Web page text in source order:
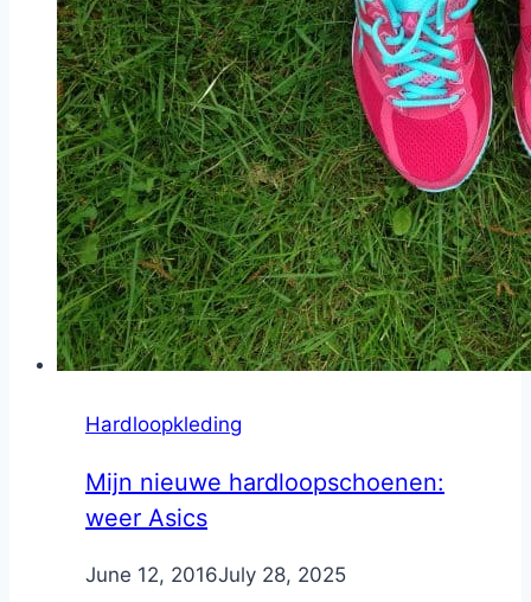
Hardloopkleding
Mijn nieuwe hardloopschoenen:
weer Asics
ByNicole
June 12, 2016July 28, 2025